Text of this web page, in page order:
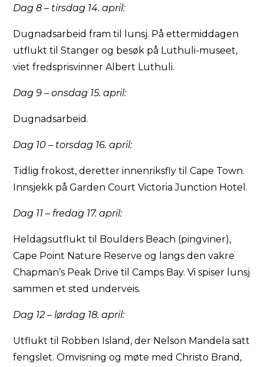
Dag 8 – tirsdag 14. april:
Dugnadsarbeid fram til lunsj. På ettermiddagen
utflukt til Stanger og besøk på Luthuli-museet,
viet fredsprisvinner Albert Luthuli.
Dag 9 – onsdag 15. april:
Dugnadsarbeid.
Dag 10 – torsdag 16. april:
Tidlig frokost, deretter innenriksfly til Cape Town.
Innsjekk på Garden Court Victoria Junction Hotel.
Dag 11 – fredag 17. april:
Heldagsutflukt til Boulders Beach (pingviner),
Cape Point Nature Reserve og langs den vakre
Chapman’s Peak Drive til Camps Bay. Vi spiser lunsj
sammen et sted underveis.
Dag 12 – lørdag 18. april:
Utflukt til Robben Island, der Nelson Mandela satt
fengslet. Omvisning og møte med Christo Brand,